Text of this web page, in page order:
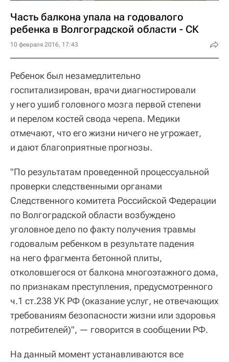
Часть балкона упала на годовалого
ребенка в Волгоградской области - СК
10 февраля 2016, 17:43
Ребенок был незамедлительно
госпитализирован, врачи диагностировали
у него ушиб головного мозга первой степени
и перелом костей свода черепа. Медики
отмечают, что его жизни ничего не угрожает,
и дают благоприятные прогнозы.
"По результатам проведенной процессуальной
проверки следственными органами
Следственного комитета Российской Федерации
по Волгоградской области возбуждено
уголовное дело по факту получения травмы
годовалым ребенком в результате падения
на него фрагмента бетонной плиты,
отколовшегося от балкона многоэтажного дома,
по признакам преступления, предусмотренного
ч.1 ст.238 УК РФ (оказание услуг, не отвечающих
требованиям безопасности жизни или здоровья
потребителей)", — говорится в сообщении РФ.
На данный момент устанавливаются все